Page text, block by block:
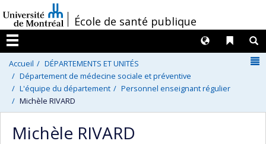
au
contenu
/École de santé publique
Menu
Liens
Langues
Accueil
DÉPARTEMENTS ET UNITÉS
Département de médecine sociale et préventive
L'équipe du département
Personnel enseignant régulier
Michèle RIVARD
Michèle RIVARD